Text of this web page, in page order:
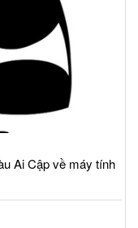
Ai Cập về máy tính